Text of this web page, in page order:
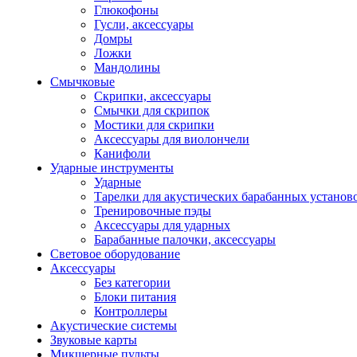
Глюкофоны
Гусли, аксессуары
Домры
Ложки
Мандолины
Смычковые
Скрипки, аксессуары
Смычки для скрипок
Мостики для скрипки
Аксессуары для виолончели
Канифоли
Ударные инструменты
Ударные
Тарелки для акустических барабанных
Тренировочные пэды
Аксессуары для ударных
Барабанные палочки, аксессуары
Световое оборудование
Аксессуары
Без категории
Блоки питания
Контроллеры
Акустические системы
Звуковые карты
Микшерные пульты